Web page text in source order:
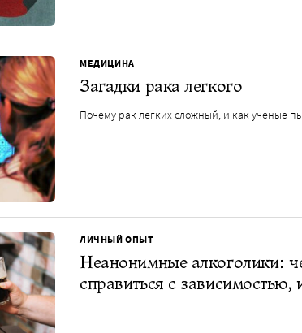
МЕДИЦИНА
Загадки рака легкого
Почему рак легких сложный, и как ученые
ЛИЧНЫЙ ОПЫТ
Неанонимные алкоголики:
справиться с